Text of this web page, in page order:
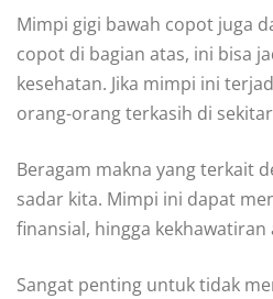
Mimpi gigi bawah copot juga
copot di bagian atas, ini bisa
kesehatan. Jika mimpi ini
orang-orang terkasih di
Beragam makna yang terkait
sadar kita. Mimpi ini dapat
finansial, hingga
Sangat penting untuk tidak